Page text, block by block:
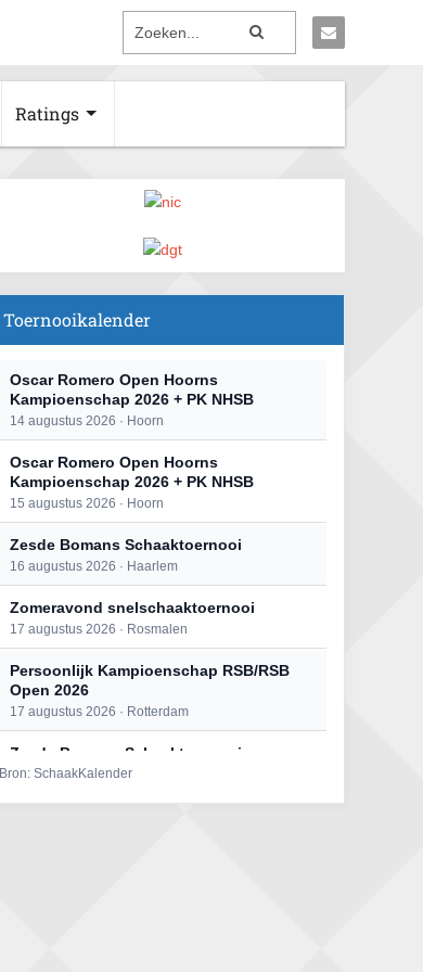
Ratings
Toernooikalender
Oscar Romero Open Hoorns
Kampioenschap 2026 + PK NHSB
14 augustus 2026 · Hoorn
Oscar Romero Open Hoorns
Kampioenschap 2026 + PK NHSB
15 augustus 2026 · Hoorn
Zesde Bomans Schaaktoernooi
16 augustus 2026 · Haarlem
Zomeravond snelschaaktoernooi
17 augustus 2026 · Rosmalen
Persoonlijk Kampioenschap RSB/RSB
Open 2026
17 augustus 2026 · Rotterdam
Zesde Bomans Schaaktoernooi
17 augustus 2026 · Haarlem
Bron: SchaakKalender